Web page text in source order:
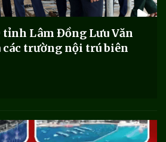
Lâm Đồng Lưu Văn
trường nội trú biên